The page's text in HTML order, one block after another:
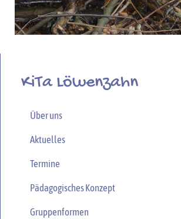
KiTa Löwenzahn
Über uns
Aktuelles
Termine
Pädagogisches Konzept
Gruppenformen